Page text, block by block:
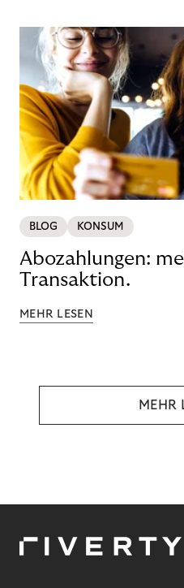
BLOG KONSUM
Abozahlungen:
Transaktion.
MEHR LESEN
MEHR